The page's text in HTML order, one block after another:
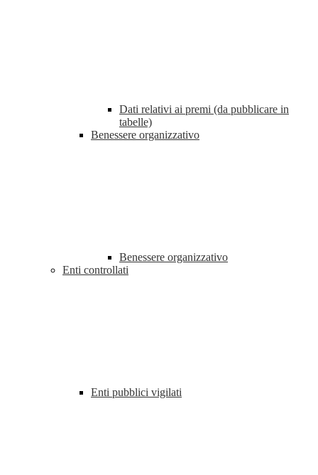
Dati relativi ai premi (da pubblicare in
tabelle)
Benessere organizzativo
Benessere organizzativo
Enti controllati
Enti pubblici vigilati